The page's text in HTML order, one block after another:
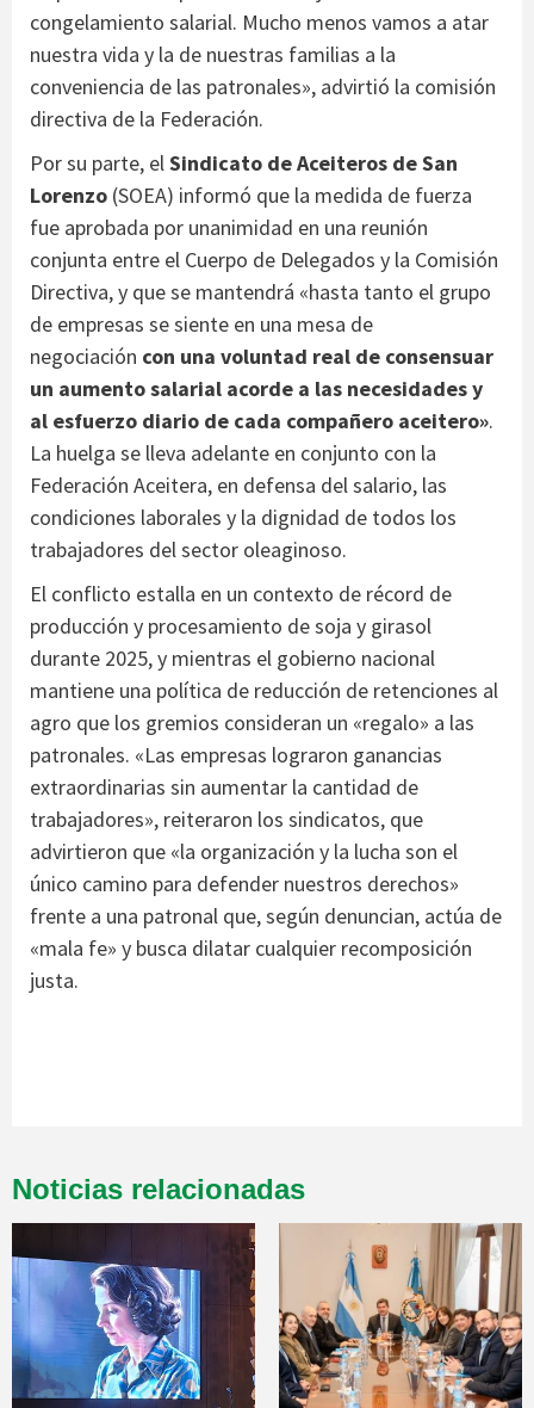
congelamiento salarial. Mucho menos vamos a atar
nuestra vida y la de nuestras familias a la
conveniencia de las patronales», advirtió la comisión
directiva de la Federación.
Por su parte, elSindicato de Aceiteros de San
Lorenzo (SOEA) informó que la medida de fuerza
fue aprobada por unanimidad en una reunión
conjunta entre el Cuerpo de Delegados y la Comisión
Directiva, y que se mantendrá «hasta tanto el grupo
de empresas se siente en una mesa de
negociación con una voluntad real de consensuar
un aumento salarial acorde a las necesidades y
al esfuerzo diario de cada compañero aceitero».
La huelga se lleva adelante en conjunto con la
Federación Aceitera, en defensa del salario, las
condiciones laborales y la dignidad de todos los
trabajadores del sector oleaginoso.
El conflicto estalla en un contexto de récord de
producción y procesamiento de soja y girasol
durante 2025, y mientras el gobierno nacional
mantiene una política de reducción de retenciones al
agro que los gremios consideran un «regalo» a las
patronales. «Las empresas lograron ganancias
extraordinarias sin aumentar la cantidad de
trabajadores», reiteraron los sindicatos, que
advirtieron que «la organización y la lucha son el
único camino para defender nuestros derechos»
frente a una patronal que, según denuncian, actúa de
«mala fe» y busca dilatar cualquier recomposición
justa.
Noticias relacionadas